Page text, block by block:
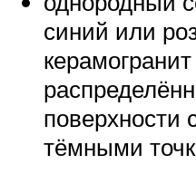
синий или
поверхности
тёмными